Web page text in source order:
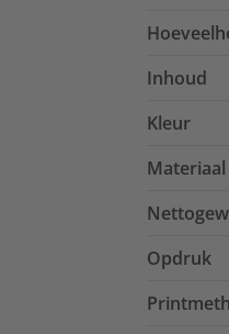
Inhoud
Kleur
Materiaal
Opdruk